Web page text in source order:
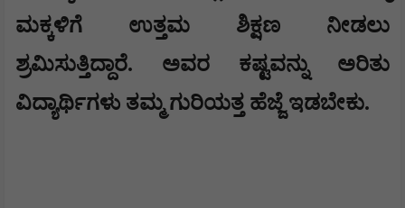
ಮಕ್ಕಳಿಗೆ ಉತ್ತಮ ಶಿಕ್ಷಣ ನೀಡಲು
ಶ್ರಮಿಸುತ್ತಿದ್ದಾರೆ. ಅವರ ಕಷ್ಟವನ್ನು ಅರಿತು
ವಿದ್ಯಾರ್ಥಿಗಳು ತಮ್ಮ ಗುರಿಯತ್ತ ಹೆಜ್ಜೆ ಇಡಬೇಕು.